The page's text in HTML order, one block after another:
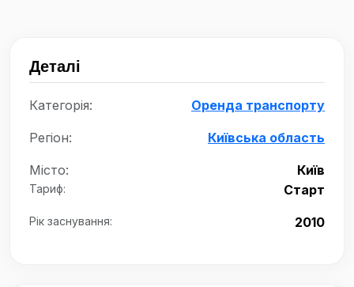
Деталі
Категорія: Оренда транспорту
Регіон: Київська область
Місто: Київ
Тариф: Старт
Рік заснування: 2010